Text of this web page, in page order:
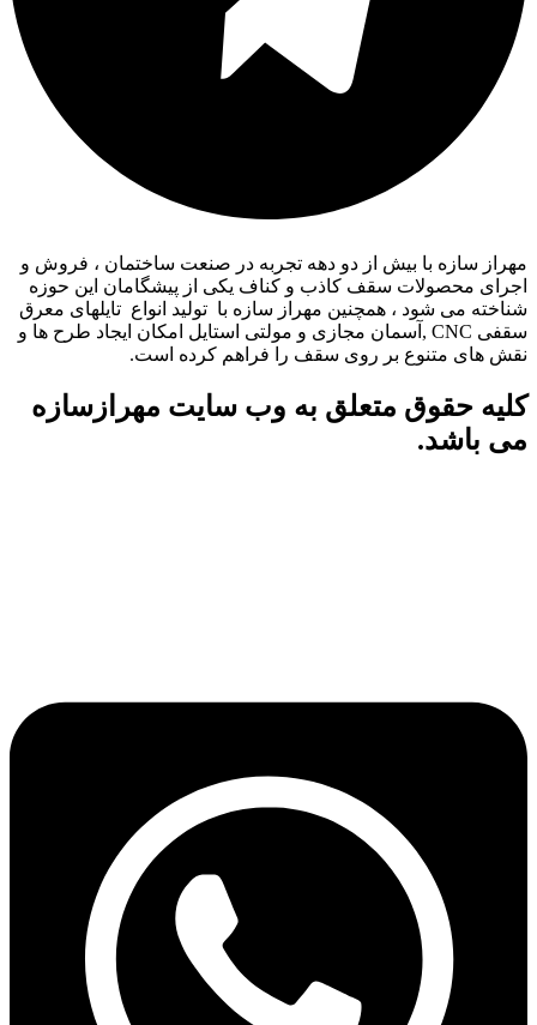
مهراز سازه با بیش از دو دهه تجربه در صنعت ساختمان ، فروش و
اجرای محصولات سقف کاذب و کناف یکی از پیشگامان این حوزه
شناخته می شود ، همچنین مهراز سازه با تولید انواع تایلهای معرق
سقفی CNC ,آسمان مجازی و مولتی استایل امکان ایجاد طرح ها و
نقش های متنوع بر روی سقف را فراهم کرده است.
کلیه حقوق متعلق به وب سایت مهرازسازه
می باشد.